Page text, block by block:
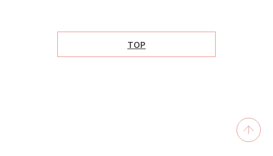
TOP